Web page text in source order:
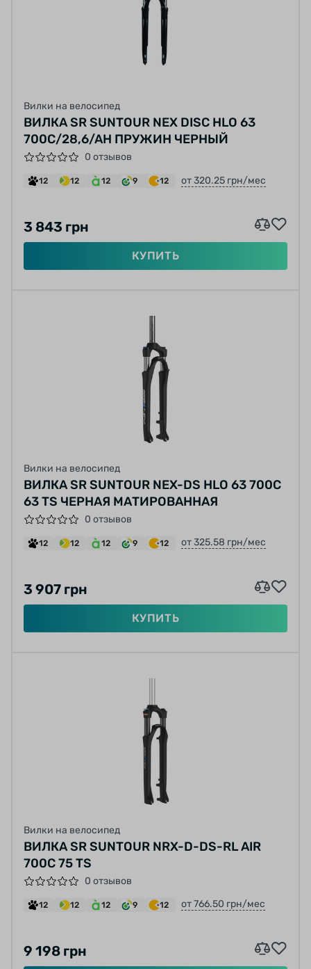
Вилки на велосипед
ВИЛКА SR SUNTOUR NEX DISC HLO 63
700C/28,6/AH ПРУЖИН ЧЕРНЫЙ
0 отзывов
12 12 12 9 12 от 320.25 грн/мес
3 843 грн
КУПИТЬ
Вилки на велосипед
ВИЛКА SR SUNTOUR NEX-DS HLO 63 700C
63 TS ЧЕРНАЯ МАТИРОВАННАЯ
0 отзывов
12 12 12 9 12 от 325.58 грн/мес
3 907 грн
КУПИТЬ
Вилки на велосипед
ВИЛКА SR SUNTOUR NRX-D-DS-RL AIR
700C 75 TS
0 отзывов
12 12 12 9 12 от 766.50 грн/мес
9 198 грн